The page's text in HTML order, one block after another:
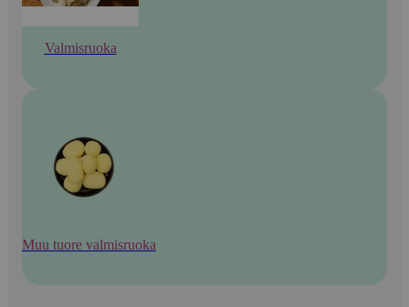
Valmisruoka
Muu tuore valmisruoka